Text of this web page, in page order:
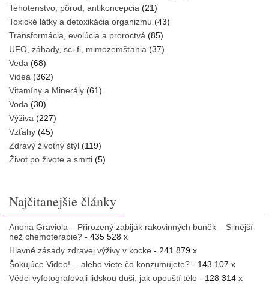
Tehotenstvo, pôrod, antikoncepcia (21)
Toxické látky a detoxikácia organizmu (43)
Transformácia, evolúcia a proroctvá (85)
UFO, záhady, sci-fi, mimozemšťania (37)
Veda (68)
Videá (362)
Vitamíny a Minerály (61)
Voda (30)
Výživa (227)
Vzťahy (45)
Zdravý životný štýl (119)
Život po živote a smrti (5)
Najčitanejšie články
Anona Graviola – Přirozený zabiják rakovinných buněk – Silnější
než chemoterapie? - 435 528 x
Hlavné zásady zdravej výživy v kocke - 241 879 x
Šokujúce Video! …alebo viete čo konzumujete? - 143 107 x
Vědci vyfotografovali lidskou duši, jak opouští tělo - 128 314 x